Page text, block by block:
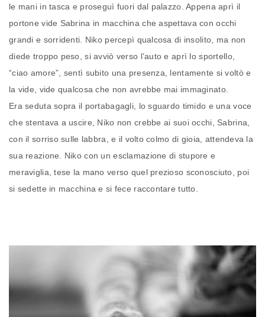
le mani in tasca e proseguì fuori dal palazzo. Appena aprì il
portone vide Sabrina in macchina che aspettava con occhi
grandi e sorridenti. Niko percepì qualcosa di insolito, ma non
diede troppo peso, si avviò verso l’auto e aprì lo sportello,
“ciao amore”, sentì subito una presenza, lentamente si voltò e
la vide, vide qualcosa che non avrebbe mai immaginato.
Era seduta sopra il portabagagli, lo sguardo timido e una voce
che stentava a uscire, Niko non crebbe ai suoi occhi, Sabrina,
con il sorriso sulle labbra, e il volto colmo di gioia, attendeva la
sua reazione. Niko con un esclamazione di stupore e
meraviglia, tese la mano verso quel prezioso sconosciuto, poi
si sedette in macchina e si fece raccontare tutto.